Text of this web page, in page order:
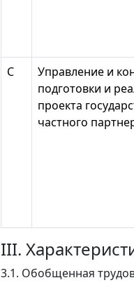
С
Управление и
подготовки и
проекта
частного
III.
3.1. Обобщенная